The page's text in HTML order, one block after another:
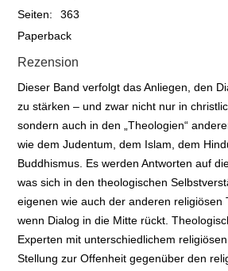
Seiten:
363
Paperback
Rezension
Dieser Band verfolgt das Anliegen, den
zu stärken – und zwar nicht nur in
sondern auch in den „Theologien“
wie dem Judentum, dem Islam, dem
Buddhismus. Es werden Antworten auf
was sich in den theologischen
eigenen wie auch der anderen religiösen
wenn Dialog in die Mitte rückt.
Experten mit unterschiedlichem
Stellung zur Offenheit gegenüber den